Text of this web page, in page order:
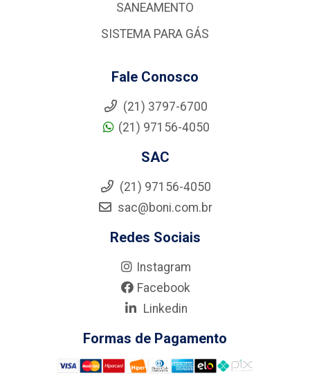
SANEAMENTO
SISTEMA PARA GÁS
Fale Conosco
(21) 3797-6700
(21) 97156-4050
SAC
(21) 97156-4050
sac@boni.com.br
Redes Sociais
Instagram
Facebook
Linkedin
Formas de Pagamento